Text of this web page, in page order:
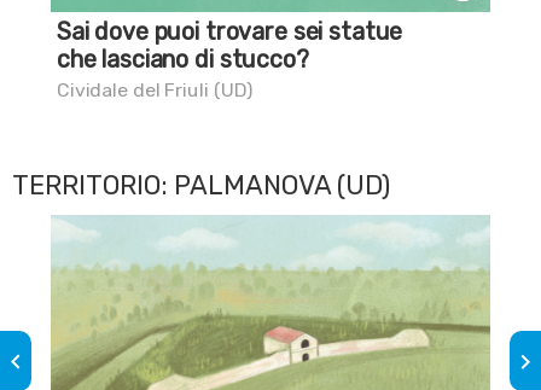
Sai dove puoi trovare sei statue
che lasciano di stucco?
Cividale del Friuli (UD)
TERRITORIO: PALMANOVA (UD)
keyboard_arrow_left keyboard_arrow_right